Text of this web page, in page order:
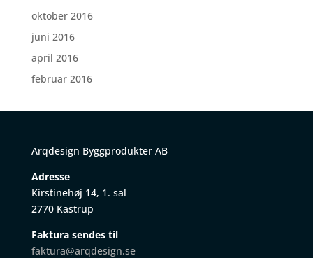
oktober 2016
juni 2016
april 2016
februar 2016
Arqdesign Byggprodukter AB
Adresse
Kirstinehøj 14, 1. sal
2770 Kastrup
Faktura sendes til
faktura@arqdesign.se